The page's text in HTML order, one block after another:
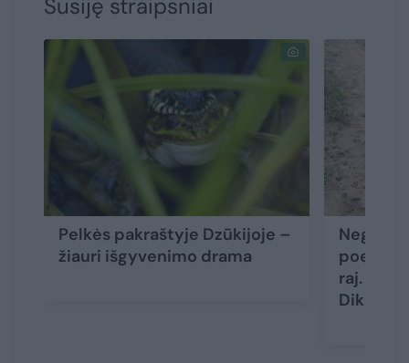
Susiję straipsniai
Pelkės pakraštyje Dzūkijoje –
žiauri išgyvenimo drama
Negyvu
poelgis
raj.